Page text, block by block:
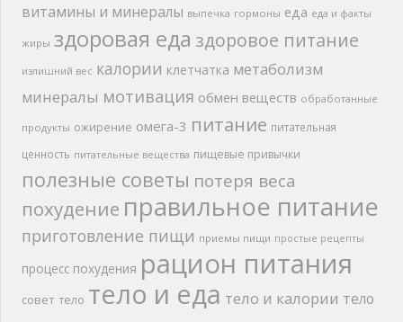
витамины и минералы выпечка гормоны еда еда и факты
жиры здоровая еда здоровое питание
излишний вес калории клетчатка метаболизм
минералы мотивация обмен веществ обработанные
продукты ожирение омега-3 питание питательная
ценность питательные вещества пищевые привычки
полезные советы потеря веса
похудение правильное питание
приготовление пищи приемы пищи простые рецепты
процесс похудения рацион питания
совет тело тело и еда тело и калории тело